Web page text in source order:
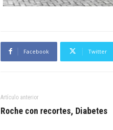
Facebook Twitter
Artículo anterior
Roche con recortes, Diabetes